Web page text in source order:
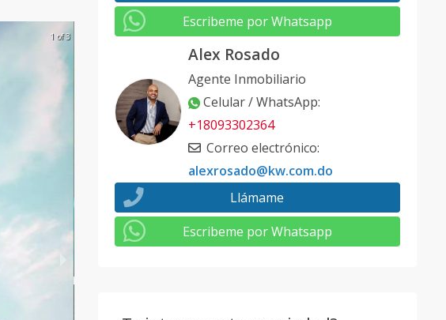
1 of 3
Escribeme por Whatsapp
Alex Rosado
Agente Inmobiliario
Celular / WhatsApp:
+18093302364
Correo electrónico:
alexrosado@kw.com.do
Llámame
Escribeme por Whatsapp